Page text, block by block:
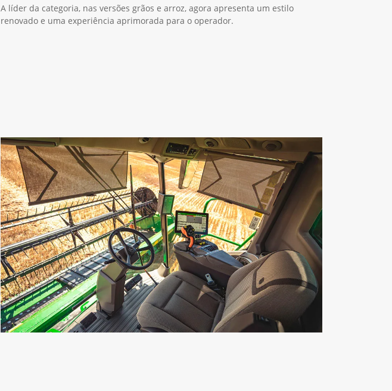
A líder da categoria, nas versões grãos e arroz, agora apresenta um estilo
renovado e uma experiência aprimorada para o operador.